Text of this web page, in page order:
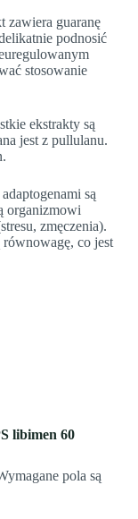
zawiera guaranę
podnosić
stosowanie
ekstrakty są
jest z pullulanu.
są
organizmowi
zmęczenia).
co jest
libimen 60
pola są